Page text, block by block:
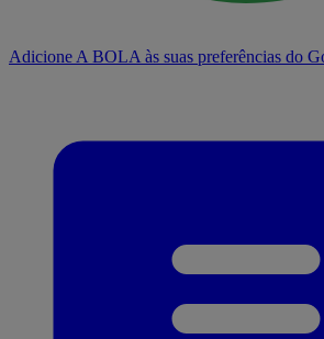
Adicione A BOLA às suas preferências do